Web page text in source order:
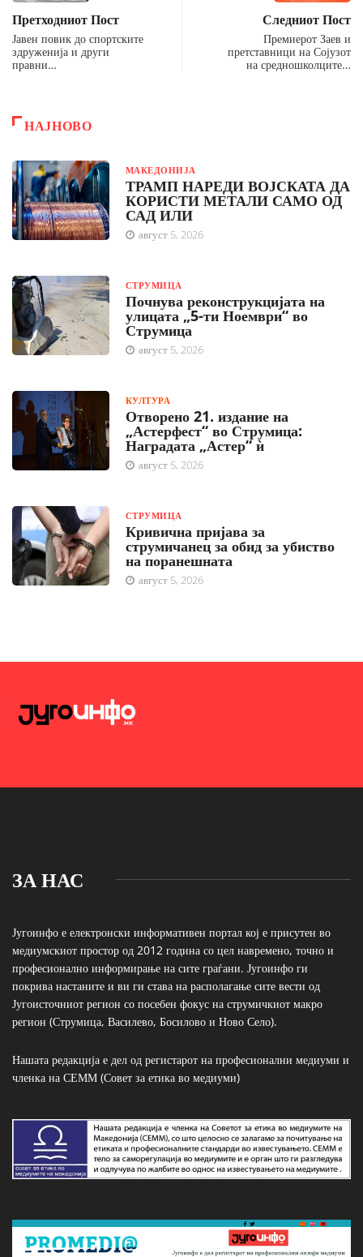
Претходниот Пост
Јавен повик до спортските
здруженија и други
правни…
Следниот Пост
Премиерот Заев и
претставници на Сојузот
на средношколците…
НАЈНОВО
МАКЕДОНИЈА
ТРАМП НАРЕДИ ВОЈСКАТА ДА
КОРИСТИ МЕТАЛИ САМО ОД
САД ИЛИ
август 5, 2026
СТРУМИЦА
Почнува реконструкцијата на
улицата „5-ти Ноември“ во
Струмица
август 5, 2026
КУЛТУРА
Отворено 21. издание на
„Астерфест“ во Струмица:
Наградата „Астер“ ѝ
август 5, 2026
СТРУМИЦА
Кривична пријава за
струмичанец за обид за убиство
на поранешната
август 5, 2026
ЗА НАС
Југоинфо е електронски информативен портал кој е присутен во
медиумскиот простор од 2012 година со цел навремено, точно и
професионално информирање на сите граѓани. Југоинфо ги
покрива настаните и ви ги става на располагање сите вести од
Југоисточниот регион со посебен фокус на струмичкиот макро
регион (Струмица, Василево, Босилово и Ново Село).
Нашата редакција е дел од регистарот на професионални медиуми и
членка на СЕММ (Совет за етика во медиуми)